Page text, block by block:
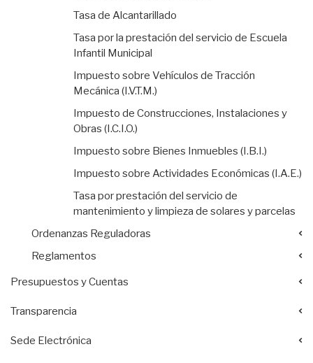
Tasa de Alcantarillado
Tasa por la prestación del servicio de Escuela
Infantil Municipal
Impuesto sobre Vehículos de Tracción
Mecánica (I.V.T.M.)
Impuesto de Construcciones, Instalaciones y
Obras (I.C.I.O.)
Impuesto sobre Bienes Inmuebles (I.B.I.)
Impuesto sobre Actividades Económicas (I.A.E.)
Tasa por prestación del servicio de
mantenimiento y limpieza de solares y parcelas
Ordenanzas Reguladoras
Reglamentos
Presupuestos y Cuentas
Transparencia
Sede Electrónica